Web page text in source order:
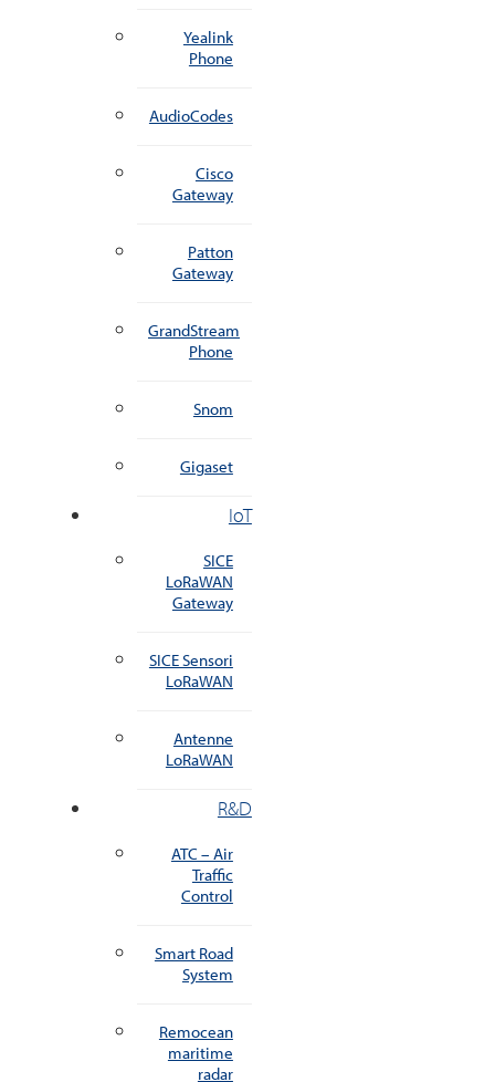
Yealink
Phone
AudioCodes
Cisco
Gateway
Patton
Gateway
GrandStream
Phone
Snom
Gigaset
IoT
SICE
LoRaWAN
Gateway
SICE Sensori
LoRaWAN
Antenne
LoRaWAN
R&D
ATC – Air
Traffic
Control
Smart Road
System
Remocean
maritime
radar